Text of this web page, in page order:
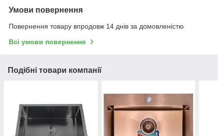
Умови повернення
Повернення товару впродовж 14 днів за домовленістю
Всі умови повернення
Подібні товари компанії